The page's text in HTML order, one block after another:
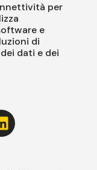
per
e
di
dati e dei